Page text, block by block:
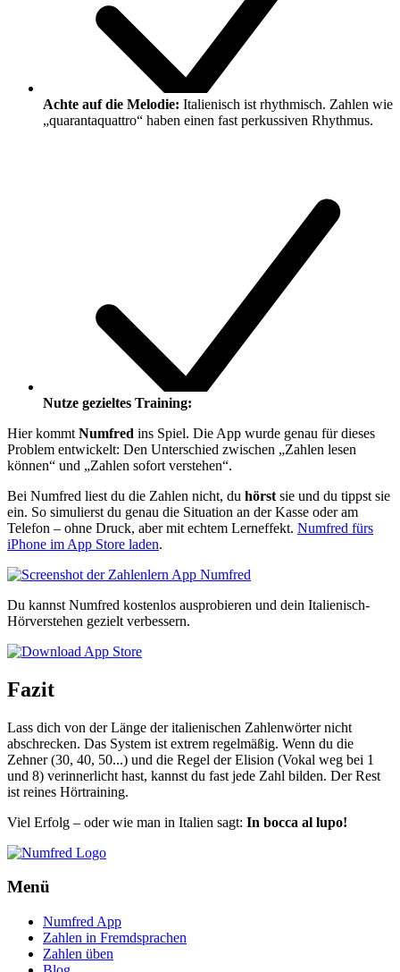
Achte auf die Melodie: Italienisch ist rhythmisch. Zahlen wie
„quarantaquattro“ haben einen fast perkussiven Rhythmus.
Nutze gezieltes Training:
Hier kommt Numfred ins Spiel. Die App wurde genau für dieses
Problem entwickelt: Den Unterschied zwischen „Zahlen lesen
können“ und „Zahlen sofort verstehen“.
Bei Numfred liest du die Zahlen nicht, du hörst sie und du tippst sie
ein. So simulierst du genau die Situation an der Kasse oder am
Telefon – ohne Druck, aber mit echtem Lerneffekt. Numfred fürs
iPhone im App Store laden.
Du kannst Numfred kostenlos ausprobieren und dein Italienisch-
Hörverstehen gezielt verbessern.
Fazit
Lass dich von der Länge der italienischen Zahlenwörter nicht
abschrecken. Das System ist extrem regelmäßig. Wenn du die
Zehner (30, 40, 50...) und die Regel der Elision (Vokal weg bei 1
und 8) verinnerlicht hast, kannst du fast jede Zahl bilden. Der Rest
ist reines Hörtraining.
Viel Erfolg – oder wie man in Italien sagt: In bocca al lupo!
Menü
Numfred App
Zahlen in Fremdsprachen
Zahlen üben